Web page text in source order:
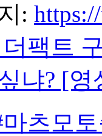
:
더팩트
냐? [
츠모